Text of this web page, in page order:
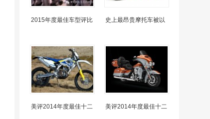
2015年度最佳车型评比 史上最昂贵摩托车被以
美评2014年度最佳十二 美评2014年度最佳十二